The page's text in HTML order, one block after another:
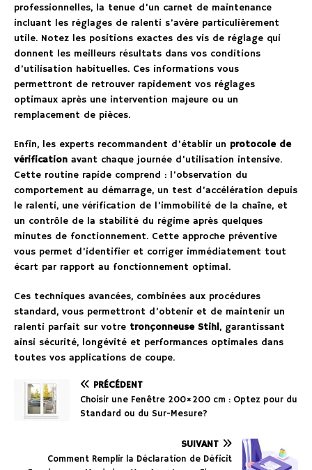
professionnelles, la tenue d’un carnet de maintenance
incluant les réglages de ralenti s’avère particulièrement
utile. Notez les positions exactes des vis de réglage qui
donnent les meilleurs résultats dans vos conditions
d’utilisation habituelles. Ces informations vous
permettront de retrouver rapidement vos réglages
optimaux après une intervention majeure ou un
remplacement de pièces.
Enfin, les experts recommandent d’établir un protocole de
vérification avant chaque journée d’utilisation intensive.
Cette routine rapide comprend : l’observation du
comportement au démarrage, un test d’accélération depuis
le ralenti, une vérification de l’immobilité de la chaîne, et
un contrôle de la stabilité du régime après quelques
minutes de fonctionnement. Cette approche préventive
vous permet d’identifier et corriger immédiatement tout
écart par rapport au fonctionnement optimal.
Ces techniques avancées, combinées aux procédures
standard, vous permettront d’obtenir et de maintenir un
ralenti parfait sur votre tronçonneuse Stihl, garantissant
ainsi sécurité, longévité et performances optimales dans
toutes vos applications de coupe.
PRÉCÉDENT
Choisir une Fenêtre 200×200 cm : Optez pour du
Standard ou du Sur-Mesure?
SUIVANT
Comment Remplir la Déclaration de Déficit